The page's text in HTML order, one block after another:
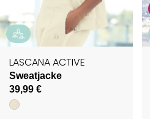
LASCANA ACTIVE
Sweatjacke
39,99 €